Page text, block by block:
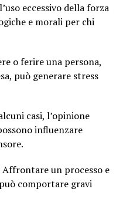
eccessivo della forza
e morali per chi
o ferire una persona,
può generare stress
casi, l’opinione
influenzare
un processo e
comportare gravi